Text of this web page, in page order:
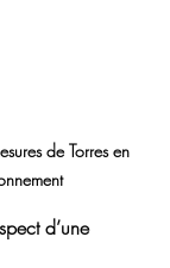
de Torres en
d’une